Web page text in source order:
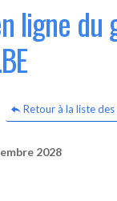
ligne du
Retour à la liste
2028